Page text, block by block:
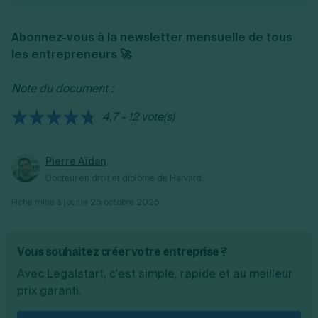
l’OPCA (l’Organisme paritaire collecteur
agréé) ou recourir à son CPF. S’il est
bancaire. Enfin, il est possible de
Travail (anciennement Pôle emploi)
personnes en recherche d’emploi, qu’elles
Abonnez-vous à la newsletter mensuelle de tous
les entrepreneurs 🚀
Note du document :
4,7 - 12 vote(s)
Pierre Aïdan
Vous souhaitez créer votre entreprise ?
Avec Legalstart, c'est simple, rapide et au meilleur
prix garanti.